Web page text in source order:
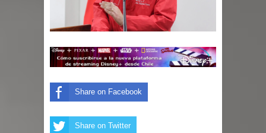
Share on Facebook
Share on Twitter